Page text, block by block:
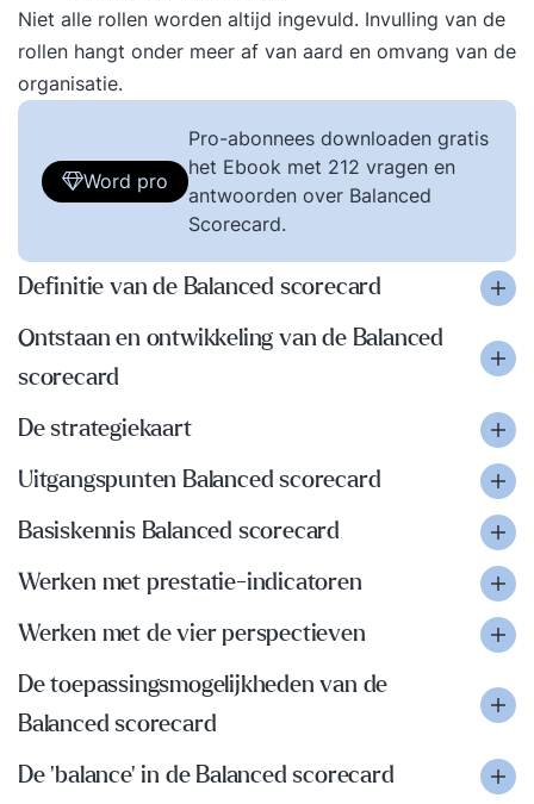
Niet alle rollen worden altijd ingevuld. Invulling van de
rollen hangt onder meer af van aard en omvang van de
organisatie.
Word pro
Pro-abonnees downloaden gratis
het Ebook met 212 vragen en
antwoorden over Balanced
Scorecard.
Definitie van de Balanced scorecard
Ontstaan en ontwikkeling van de Balanced
scorecard
De strategiekaart
Uitgangspunten Balanced scorecard
Basiskennis Balanced scorecard
Werken met prestatie-indicatoren
Werken met de vier perspectieven
De toepassingsmogelijkheden van de
Balanced scorecard
De 'balance' in de Balanced scorecard